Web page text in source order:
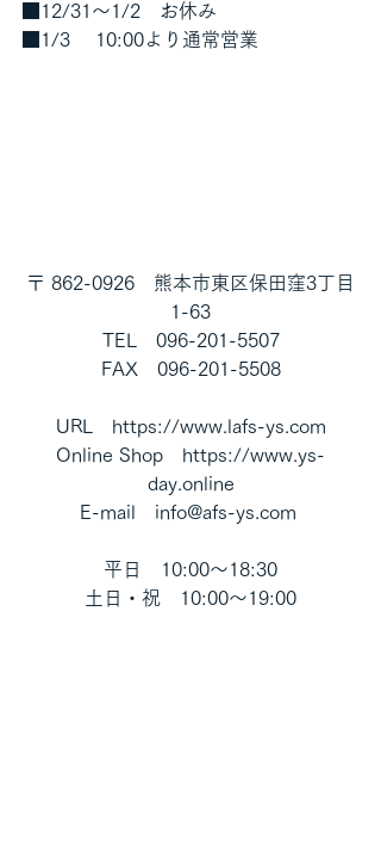
■12/31～1/2　お休み
■1/3 　10:00より通常営業
〒 862-0926　熊本市東区保田窪3丁目
1-63
TEL　096-201-5507
FAX　096-201-5508
URL　https://www.lafs-ys.com
Online Shop　https://www.ys-
day.online
E-mail　info@afs-ys.com
平日　10:00～18:30
土日・祝　10:00～19:00